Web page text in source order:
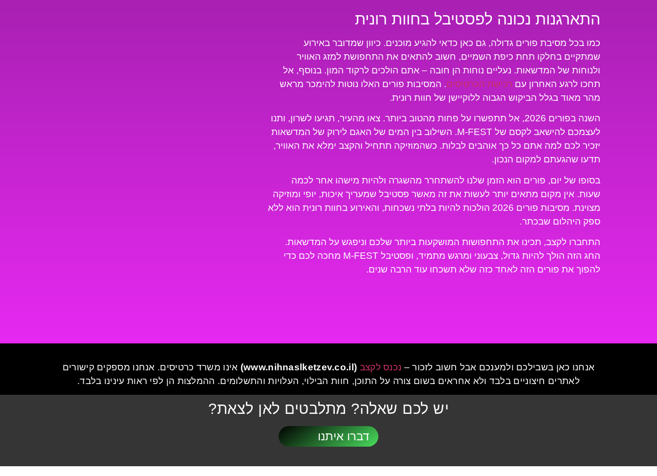
התארגנות נכונה לפסטיבל בחוות רונית
כמו בכל מסיבת פורים גדולה, גם כאן כדאי להגיע מוכנים. כיוון שמדובר באירוע
שמתקיים בחלקו תחת כיפת השמיים, חשוב להתאים את התחפושת למזג האוויר
ולנוחות של המדשאות. נעליים נוחות הן חובה – אתם הולכים לרקוד המון. בנוסף, אל
תחכו לרגע האחרון עם רכישת הכרטיסים. המסיבות פורים האלו נוטות להימכר מראש
מהר מאוד בגלל הביקוש הגבוה ללוקיישן של חוות רונית.
השנה בפורים 2026, אל תתפשרו על פחות מהטוב ביותר. צאו מהעיר, תגיעו לשרון, ותנו
לעצמכם להישאב לקסם של M-FEST. השילוב בין המים של האגם לירוק של המדשאות
יזכיר לכם למה אתם כל כך אוהבים לבלות. כשהמוזיקה תתחיל והקצב ימלא את האוויר,
תדעו שהגעתם למקום הנכון.
בסופו של יום, פורים הוא הזמן שלנו להשתחרר מהשגרה ולהיות מישהו אחר לכמה
שעות. אין מקום מתאים יותר לעשות את זה מאשר פסטיבל שמעריך איכות, יופי ומוזיקה
מצוינת. מסיבות פורים 2026 הולכות להיות בלתי נשכחות, והאירוע בחוות רונית הוא ללא
ספק היהלום שבכתר.
התחברו לקצב, תכינו את התחפושות המושקעות ביותר שלכם וניפגש על המדשאות.
החג הזה הולך להיות גדול, צבעוני ומרגש מתמיד, ופסטיבל M-FEST מחכה לכם כדי
להפוך את פורים הזה לאחד כזה שלא תשכחו עוד הרבה שנים.
אנחנו כאן בשבילכם ולמענכם אבל חשוב לזכור – נכנס לקצב (www.nihnaslketzev.co.il)
אינו משרד כרטיסים. אנחנו מספקים קישורים
לאתרים חיצוניים בלבד ולא אחראים בשום צורה על התוכן, חוות הבילוי, העלויות והתשלומים. ההמלצות הן לפי ראות עינינו בלבד.
יש לכם שאלה? מתלבטים לאן לצאת?
דברו איתנו